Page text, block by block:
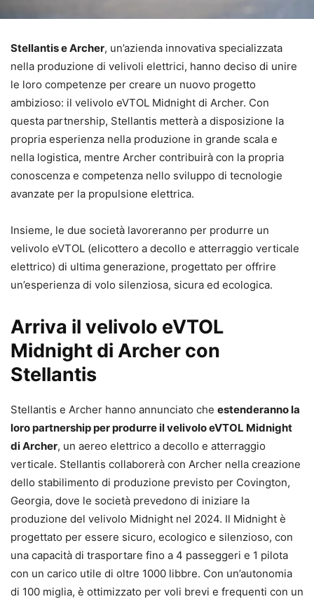
Stellantis e Archer, un’azienda innovativa specializzata
nella produzione di velivoli elettrici, hanno deciso di unire
le loro competenze per creare un nuovo progetto
ambizioso: il velivolo eVTOL Midnight di Archer. Con
questa partnership, Stellantis metterà a disposizione la
propria esperienza nella produzione in grande scala e
nella logistica, mentre Archer contribuirà con la propria
conoscenza e competenza nello sviluppo di tecnologie
avanzate per la propulsione elettrica.
Insieme, le due società lavoreranno per produrre un
velivolo eVTOL (elicottero a decollo e atterraggio verticale
elettrico) di ultima generazione, progettato per offrire
un’esperienza di volo silenziosa, sicura ed ecologica.
Arriva il velivolo eVTOL
Midnight di Archer con
Stellantis
Stellantis e Archer hanno annunciato che estenderanno la
loro partnership per produrre il velivolo eVTOL Midnight
di Archer, un aereo elettrico a decollo e atterraggio
verticale. Stellantis collaborerà con Archer nella creazione
dello stabilimento di produzione previsto per Covington,
Georgia, dove le società prevedono di iniziare la
produzione del velivolo Midnight nel 2024. Il Midnight è
progettato per essere sicuro, ecologico e silenzioso, con
una capacità di trasportare fino a 4 passeggeri e 1 pilota
con un carico utile di oltre 1000 libbre. Con un’autonomia
di 100 miglia, è ottimizzato per voli brevi e frequenti con un